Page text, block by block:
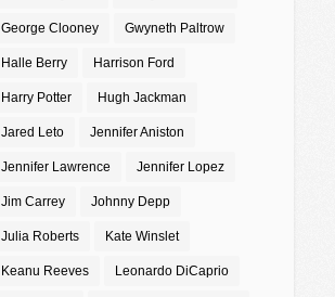
George Clooney Gwyneth Paltrow
Halle Berry Harrison Ford
Harry Potter Hugh Jackman
Jared Leto Jennifer Aniston
Jennifer Lawrence Jennifer Lopez
Jim Carrey Johnny Depp
Julia Roberts Kate Winslet
Keanu Reeves Leonardo DiCaprio